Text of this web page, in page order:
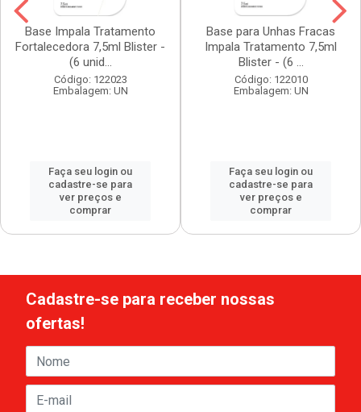
Base Impala Tratamento
Fortalecedora 7,5ml Blister -
(6 unid...
Código: 122023
Embalagem: UN
Faça seu login ou
cadastre-se para
ver preços e
comprar
Base para Unhas Fracas
Impala Tratamento 7,5ml
Blister - (6 ...
Código: 122010
Embalagem: UN
Faça seu login ou
cadastre-se para
ver preços e
comprar
Cadastre-se para receber nossas
ofertas!